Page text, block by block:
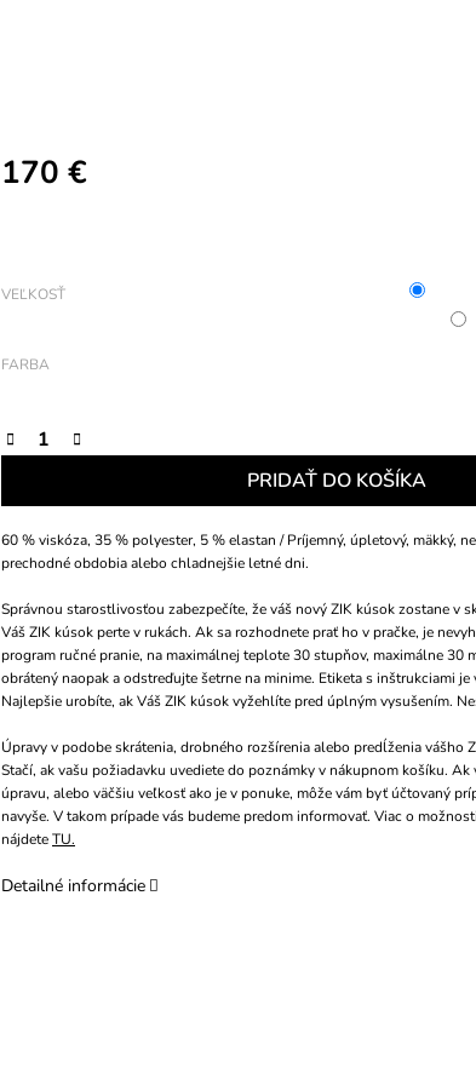
170 €
VEĽKOSŤ
FARBA
PRIDAŤ DO KOŠÍKA
60 % viskóza, 35 % polyester, 5 % elastan / Príjemný, úpletový, mäkký,
prechodné obdobia alebo chladnejšie letné dni.
Správnou starostlivosťou zabezpečíte, že váš nový ZIK kúsok zostane v
Váš ZIK kúsok perte v rukách. Ak sa rozhodnete prať ho v pračke, je
program ručné pranie, na maximálnej teplote 30 stupňov, maximálne 30
obrátený naopak a odstreďujte šetrne na minime. Etiketa s inštrukciami
Najlepšie urobíte, ak Váš ZIK kúsok vyžehlíte pred úplným vysušením.
Úpravy v podobe skrátenia, drobného rozšírenia alebo predĺženia vášho
Stačí, ak vašu požiadavku uvediete do poznámky v nákupnom košíku. Ak
úpravu, alebo väčšiu veľkosť ako je v ponuke, môže vám byť účtovaný
navyše. V takom prípade vás budeme predom informovať. Viac o
nájdeteTU.
Detailné informácie